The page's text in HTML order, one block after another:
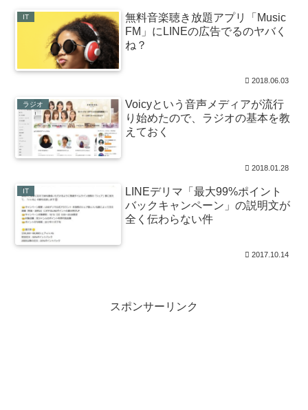
IT
無料音楽聴き放題アプリ「Music
FM」にLINEの広告でるのヤバく
ね？
2018.06.03
ラジオ
Voicyという音声メディアが流行
り始めたので、ラジオの基本を教
えておく
2018.01.28
IT
LINEデリマ「最大99%ポイント
バックキャンペーン」の説明文が
全く伝わらない件
2017.10.14
スポンサーリンク